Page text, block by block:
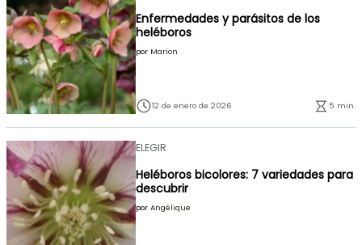
Enfermedades y parásitos de los
heléboros
por Marion
12 de enero de 2026 5 min.
ELEGIR
Heléboros bicolores: 7 variedades para
descubrir
por Angélique